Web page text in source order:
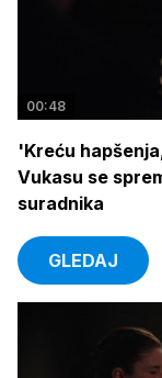
00:48
'Kreću
Vukasu se
suradnika
GLEDAJ